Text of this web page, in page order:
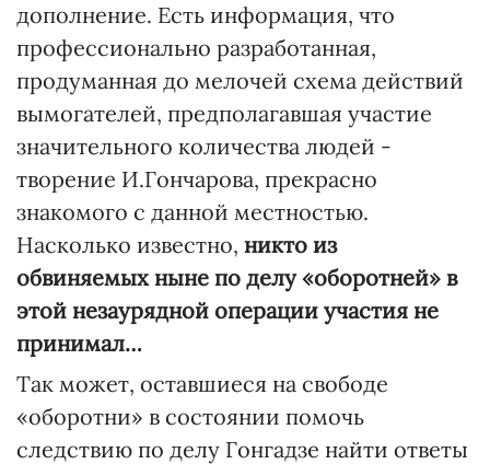
дополнение. Есть информация, что
профессионально разработанная,
продуманная до мелочей схема действий
вымогателей, предполагавшая участие
значительного количества людей -
творение И.Гончарова, прекрасно
знакомого с данной местностью.
Насколько известно, никто из
обвиняемых ныне по делу «оборотней» в
этой незаурядной операции участия не
принимал…
Так может, оставшиеся на свободе
«оборотни» в состоянии помочь
следствию по делу Гонгадзе найти ответы